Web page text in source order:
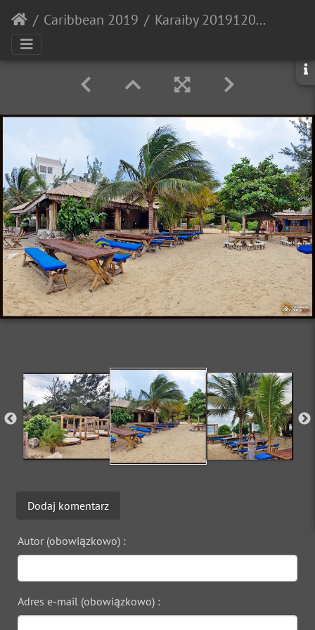
Caribbean 2019 Karaiby 20191206 152817
Dodaj komentarz
Autor (obowiązkowo) :
Adres e-mail (obowiązkowo) :